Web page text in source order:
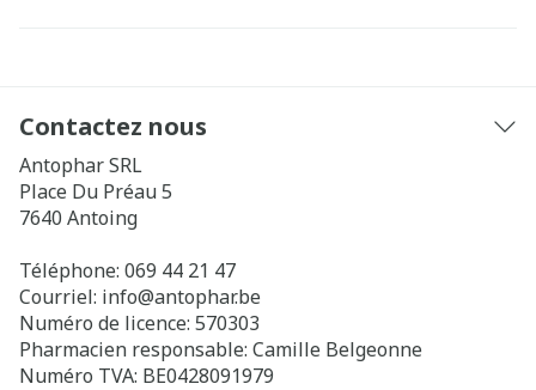
Contactez nous
Antophar SRL
Place Du Préau 5
7640 Antoing
Téléphone: 069 44 21 47
Courriel: info@antophar.be
Numéro de licence: 570303
Pharmacien responsable: Camille Belgeonne
Numéro TVA: BE0428091979